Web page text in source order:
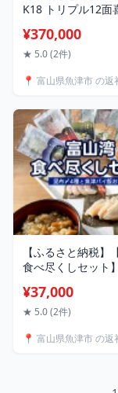
K18 トリプル12面
15号 ｜ゴールド 18
日本製 アクセサリ
ース メンズ ファッ
山県 魚津市 ※沖縄
不可
¥370,000
★ 5.0 (2件)
📍 富山県魚津市 の返
【ふるさと納税】
食べ尽くしセット
（冷凍）昆布締め
タルイカ 甘エビ バ
凍・魚介類・魚貝
¥37,000
★ 5.0 (2件)
📍 富山県魚津市 の返